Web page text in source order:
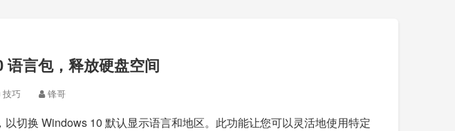
言包，释放硬盘空间
技巧 锋哥
切换 Windows 10 默认显示语言和地区。此功能让您可以灵活地使用特定